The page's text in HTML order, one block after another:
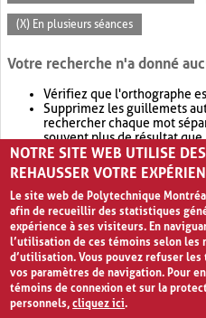
(X) En plusieurs séances
Votre recherche n'a donné
Vérifiez que l'orthographe
Supprimez les guillemets
rechercher chaque mot
souvent plus de résultat que
Envisagez d'élargir votre
retournera souvent plus de
NOTRE SITE WEB UTILISE
REHAUSSER VOTRE
Le site web de Polytechnique
afin de recueillir des statistiques
expérience à ses visiteurs. En
l’utilisation de ces témoins selon les
d’utilisation. Vous pouvez refuser
vos paramètres de navigation. Pour
témoins de connexion et sur la
personnels,cliquez ici.